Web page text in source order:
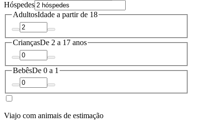
Hóspedes
AdultosIdade a partir de 18
CriançasDe 2 a 17 anos
BebêsDe 0 a 1
Viajo com animais de estimação